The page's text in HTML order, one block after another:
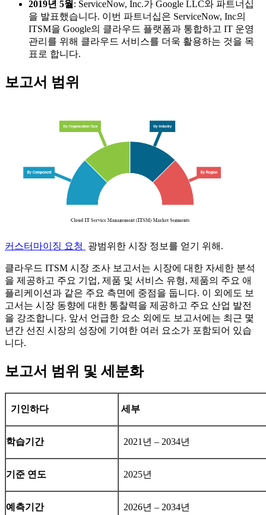
2019년 5월 : ServiceNow, Inc.가 Google LLC와 파트너십
을 발표했습니다. 이번 파트너십은 ServiceNow, Inc의
ITSM을 Google의 클라우드 플랫폼과 통합하고 IT 운영
관리를 위해 클라우드 서비스를 더욱 활용하는 것을 목
표로 합니다.
보고서 범위
커스터마이징 요청 광범위한 시장 정보를 얻기 위해.
클라우드 ITSM 시장 조사 보고서는 시장에 대한 자세한 분석
을 제공하고 주요 기업, 제품 및 서비스 유형, 제품의 주요 애
플리케이션과 같은 주요 측면에 중점을 둡니다. 이 외에도 보
고서는 시장 동향에 대한 통찰력을 제공하고 주요 산업 발전
을 강조합니다. 앞서 언급한 요소 외에도 보고서에는 최근 몇
년간 선진 시장의 성장에 기여한 여러 요소가 포함되어 있습
니다.
보고서 범위 및 세분화
기인하다 세부
학습기간 2021년 – 2034년
기준 연도 2025년
예측기간 2026년 – 2034년